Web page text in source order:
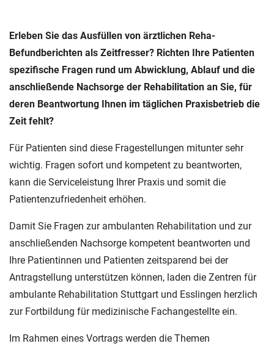
Erleben Sie das Ausfüllen von ärztlichen Reha-
Befundberichten als Zeitfresser? Richten Ihre Patienten
spezifische Fragen rund um Abwicklung, Ablauf und die
anschließende Nachsorge der Rehabilitation an Sie, für
deren Beantwortung Ihnen im täglichen Praxisbetrieb die
Zeit fehlt?
Für Patienten sind diese Fragestellungen mitunter sehr
wichtig. Fragen sofort und kompetent zu beantworten,
kann die Serviceleistung Ihrer Praxis und somit die
Patientenzufriedenheit erhöhen.
Damit Sie Fragen zur ambulanten Rehabilitation und zur
anschließenden Nachsorge kompetent beantworten und
Ihre Patientinnen und Patienten zeitsparend bei der
Antragstellung unterstützen können, laden die Zentren für
ambulante Rehabilitation Stuttgart und Esslingen herzlich
zur Fortbildung für medizinische Fachangestellte ein.
Im Rahmen eines Vortrags werden die Themen